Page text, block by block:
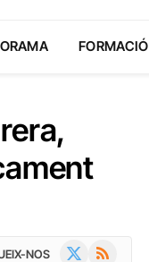
FORMACIÓ
NOS RSS